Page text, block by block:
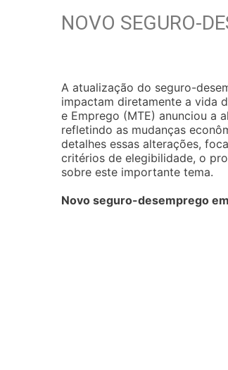
NOVO SEGURO-
A atualização do seguro-
impactam diretamente a vida
e Emprego (MTE) anunciou a
refletindo as mudanças
detalhes essas alterações,
critérios de elegibilidade, o
sobre este importante tema.
Novo seguro-desemprego